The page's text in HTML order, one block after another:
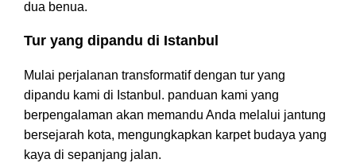
dua benua.
Tur yang dipandu di Istanbul
Mulai perjalanan transformatif dengan tur yang
dipandu kami di Istanbul. panduan kami yang
berpengalaman akan memandu Anda melalui jantung
bersejarah kota, mengungkapkan karpet budaya yang
kaya di sepanjang jalan.